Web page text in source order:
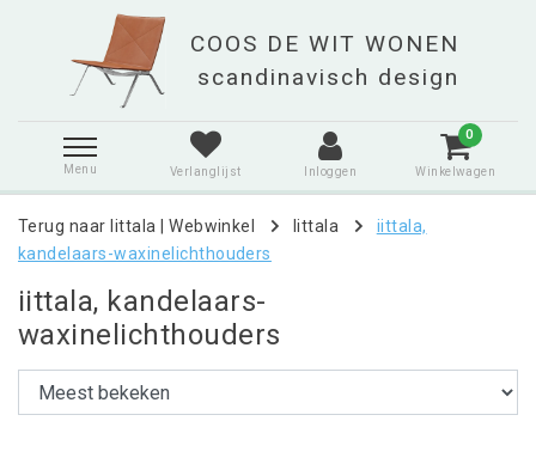
Menu Verlanglijst Inloggen
0
Winkelwagen
Terug naar Iittala |Webwinkel Iittala
iittala,
kandelaars-waxinelichthouders
iittala, kandelaars-
waxinelichthouders